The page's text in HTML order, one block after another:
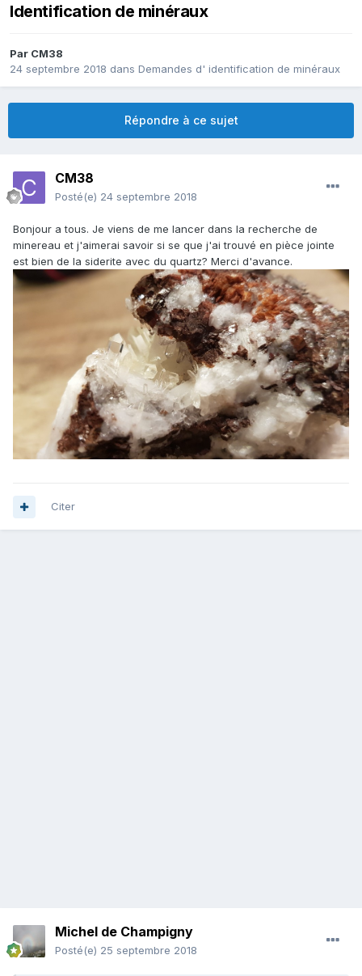
Identification de minéraux
Par CM38
24 septembre 2018 dans Demandes d' identification de minéraux
Répondre à ce sujet
CM38
Posté(e) 24 septembre 2018
Bonjour a tous. Je viens de me lancer dans la recherche de
minereau et j'aimerai savoir si se que j'ai trouvé en pièce jointe
est bien de la siderite avec du quartz? Merci d'avance.
Citer
Michel de Champigny
Posté(e) 25 septembre 2018